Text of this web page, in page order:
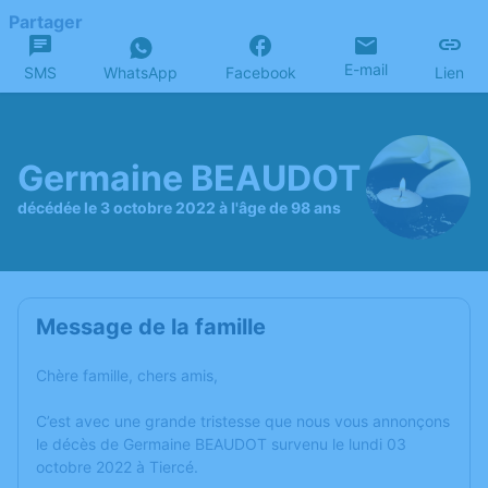
Partager
SMS WhatsApp Facebook E-mail Lien
Germaine BEAUDOT
décédée le 3 octobre 2022 à l'âge de 98 ans
Message de la famille
Chère famille, chers amis,
C’est avec une grande tristesse que nous vous annonçons
le décès de Germaine BEAUDOT survenu le lundi 03
octobre 2022 à Tiercé.